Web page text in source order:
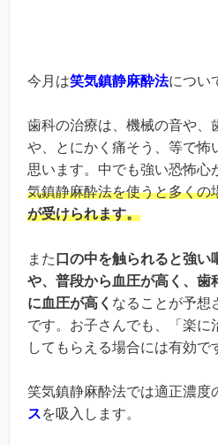
今月は笑気鎮静麻酔法につい
歯科の治療は、機械の音や、
や、とにかく痛そう、等で怖
思います。中でも強い恐怖心
気鎮静麻酔法を使うと多くの
が受けられます。
また 口の中を触られると強い
や、普段から血圧が高く、歯
に血圧が高く なることが予想
です。お子さんでも、「楽に
してもらえる場合には有効で
笑気鎮静麻酔法では適正濃度
スを吸入します。